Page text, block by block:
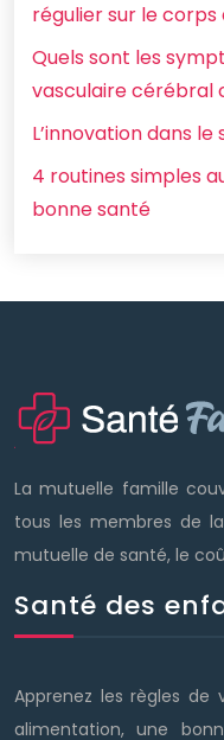
régulier sur le corps
Quels sont les
vasculaire cérébral
L’innovation dans
4 routines simples
bonne santé
La mutuelle famille
tous les membres de
mutuelle de santé, le
Santé des
Apprenez les règles
alimentation, une